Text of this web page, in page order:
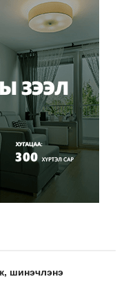
шинэчлэнэ